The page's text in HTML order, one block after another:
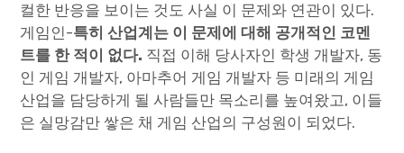
컬한 반응을 보이는 것도 사실 이 문제와 연관이 있다.
게임인-특히 산업계는 이 문제에 대해 공개적인 코멘
트를 한 적이 없다. 직접 이해 당사자인 학생 개발자, 동
인 게임 개발자, 아마추어 게임 개발자 등 미래의 게임
산업을 담당하게 될 사람들만 목소리를 높여왔고, 이들
은 실망감만 쌓은 채 게임 산업의 구성원이 되었다.